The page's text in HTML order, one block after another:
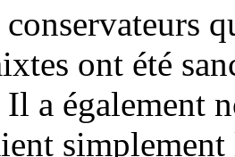
ont été
a également